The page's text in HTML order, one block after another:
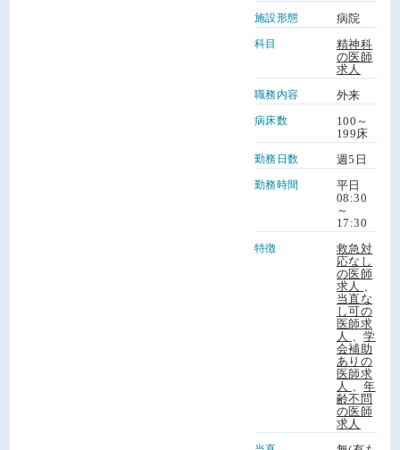
施設形態 病院
科目
精神科
の医師
求人
職務内容 外来
病床数
100～
199床
勤務日数 週5日
勤務時間
平日
08:30
～
17:30
特徴
救急対
応なし
の医師
求人
当直な
し可の
医師求
人
、学
会補助
ありの
医師求
人
、年
齢不問
の医師
求人